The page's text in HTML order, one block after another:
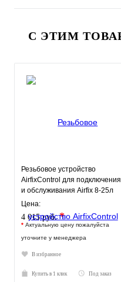
С ЭТИМ
Резьбовое устройство
AirfixControl для подключения
и обслуживания Airfix 8-25л
28930
Цена:
4 015 руб.*
* Актуальную цену пожалуйста
уточните у менеджера
В избранное
Купить в 1 клик Под заказ